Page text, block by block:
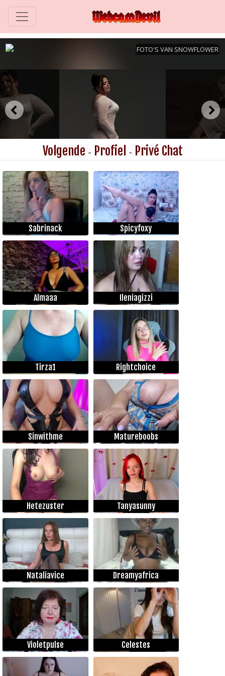
Volgende - Profiel - Privé Chat
Sabrinack Spicyfoxy
Almaaa Ileniagizzi
Tirza1 Rightchoice
Sinwithme Matureboobs
Hetezuster Tanyasunny
Nataliavice Dreamyafrica
Violetpulse Celestes